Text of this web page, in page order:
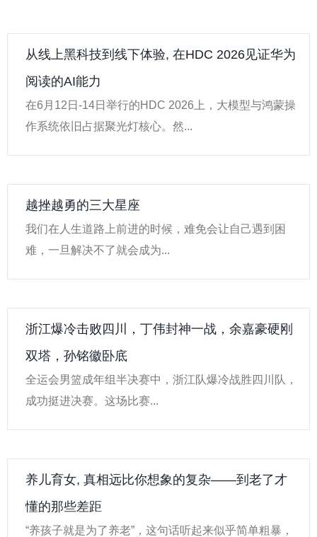
从线上黑科技到线下体验, 在HDC 2026见证华为
阅读的AI能力
在6月12日-14日举行的HDC 2026上，大模型与鸿蒙操
作系统依旧占据聚光灯核心。然...
越挫越勇的三大星座
我们在人生道路上前进的时候，难免会让自己遇到困
难，一旦解决不了就会成为...
浙江爆冷击败四川，丁伟封神一战，余嘉豪硬刚
双塔，孙铭徽卧底
全运会男篮成年组半决赛中，浙江队爆冷战胜四川队，
成功挺进决赛。这场比赛...
养儿育女, 真相远比你想象的复杂——到老了才
懂的那些差距
“养孩子就是为了养老”，这句话听起来似乎简单粗暴，